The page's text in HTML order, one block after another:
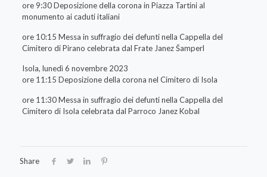
ore 9:30 Deposizione della corona in Piazza Tartini al
monumento ai caduti italiani
ore 10:15 Messa in suffragio dei defunti nella Cappella del
Cimitero di Pirano celebrata dal Frate Janez Šamperl
Isola, lunedì 6 novembre 2023
ore 11:15 Deposizione della corona nel Cimitero di Isola
ore 11:30 Messa in suffragio dei defunti nella Cappella del
Cimitero di Isola celebrata dal Parroco Janez Kobal
Share